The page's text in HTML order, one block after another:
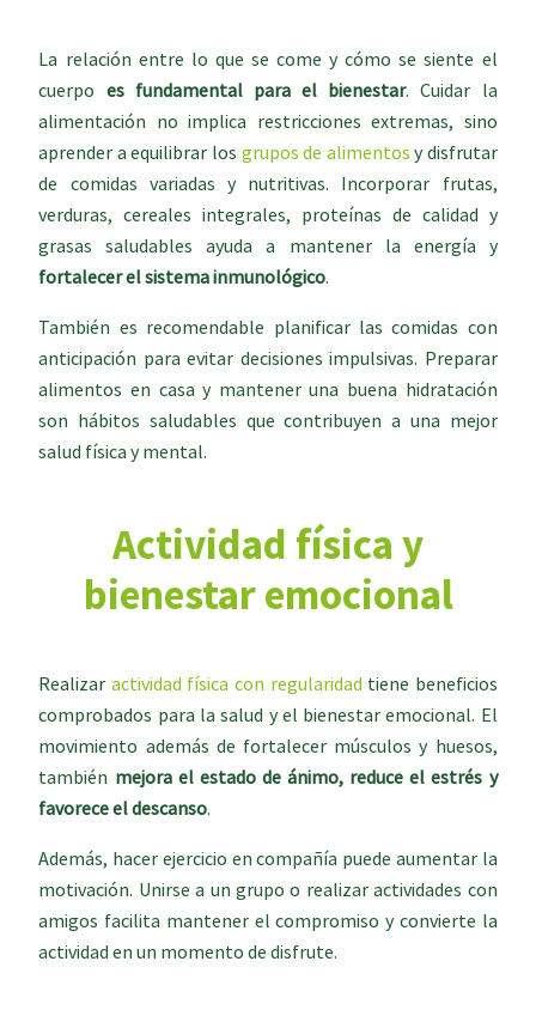
La relación entre lo que se come y cómo se siente el
cuerpo es fundamental para el bienestar. Cuidar la
alimentación no implica restricciones extremas, sino
aprender a equilibrar los grupos de alimentos y disfrutar
de comidas variadas y nutritivas. Incorporar frutas,
verduras, cereales integrales, proteínas de calidad y
grasas saludables ayuda a mantener la energía y
fortalecer el sistema inmunológico.
También es recomendable planificar las comidas con
anticipación para evitar decisiones impulsivas. Preparar
alimentos en casa y mantener una buena hidratación
son hábitos saludables que contribuyen a una mejor
salud física y mental.
Actividad física y
bienestar emocional
Realizar actividad física con regularidad tiene beneficios
comprobados para la salud y el bienestar emocional. El
movimiento además de fortalecer músculos y huesos,
también mejora el estado de ánimo, reduce el estrés y
favorece el descanso.
Además, hacer ejercicio en compañía puede aumentar la
motivación. Unirse a un grupo o realizar actividades con
amigos facilita mantener el compromiso y convierte la
actividad en un momento de disfrute.